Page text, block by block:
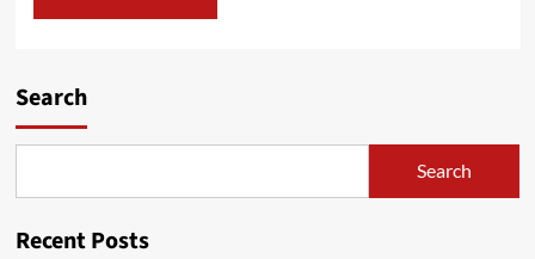
Search
Search
Recent Posts